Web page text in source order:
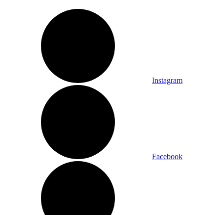
Instagram
Facebook